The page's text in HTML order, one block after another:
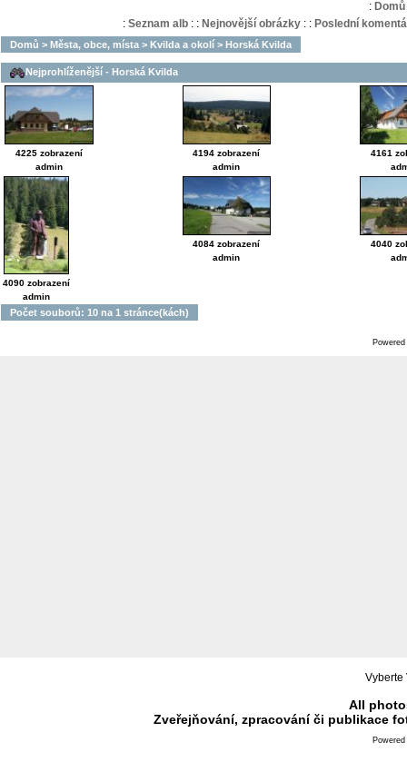
: Domů
: Seznam alb: : Nejnovější obrázky: : Poslední
Domů > Města, obce, místa > Kvilda a okolí > Horská Kvilda
Nejprohlíženější - Horská Kvilda
4225 zobrazení
admin
4194 zobrazení
admin
4161
4090 zobrazení
admin
4084 zobrazení
admin
4040
Počet souborů: 10 na 1 stránce(kách)
Vyberte
All
Zveřejňování, zpracování či publikace